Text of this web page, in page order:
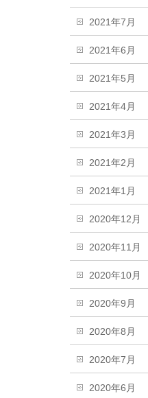
2021年7月
2021年6月
2021年5月
2021年4月
2021年3月
2021年2月
2021年1月
2020年12月
2020年11月
2020年10月
2020年9月
2020年8月
2020年7月
2020年6月